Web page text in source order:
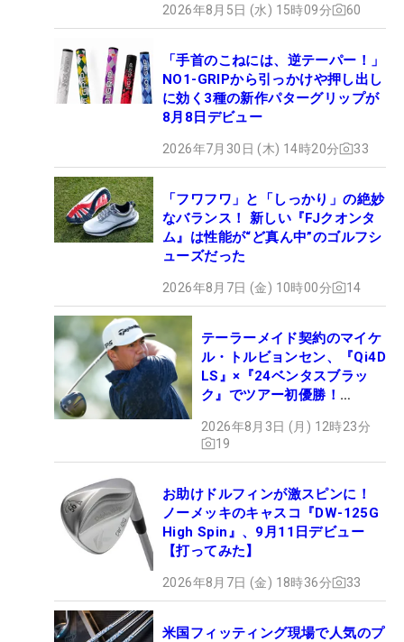
2026年8月5日 (水) 15時09分 60
「手首のこねには、逆テーパー！」
NO1-GRIPから引っかけや押し出し
に効く3種の新作パターグリップが
8月8日デビュー
2026年7月30日 (木) 14時20分 33
「フワフワ」と「しっかり」の絶妙
なバランス！ 新しい『FJクオンタ
ム』は性能が“ど真ん中”のゴルフシ
ューズだった
2026年8月7日 (金) 10時00分 14
テーラーメイド契約のマイケ
ル・トルビョンセン、『Qi4D
LS』×『24ベンタスブラッ
ク』でツアー初優勝！
2026年8月3日 (月) 12時23分
19
お助けドルフィンが激スピンに！
ノーメッキのキャスコ『DW-125G
High Spin』、9月11日デビュー
【打ってみた】
2026年8月7日 (金) 18時36分 33
米国フィッティング現場で人気のプ